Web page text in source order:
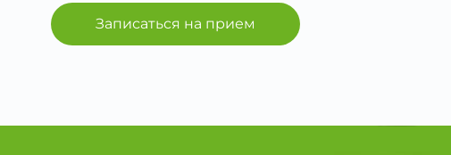
Записаться на прием